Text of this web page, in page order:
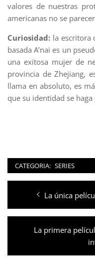
valores de nuestras
americanas no se
Curiosidad: la escritora
basada A’nai es un
una exitosa mujer de
provincia de Zhejiang,
llama en absoluto, es
que su identidad se
CATEGORIA: SERIES
Navegación
de
entradas
Entrada
anterior:
La única
Entrada
La primera